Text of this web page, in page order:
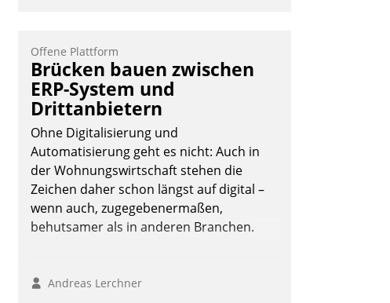
Vernetzungsideen fürs Quartier.
Dazwischen zeigte Datatrain, was es
Neues zu bieten hat.
Nadja Hußmann
Offene Plattform
Brücken bauen zwischen
ERP-System und
Drittanbietern
Ohne Digitalisierung und
Automatisierung geht es nicht: Auch in
der Wohnungswirtschaft stehen die
Zeichen daher schon längst auf digital –
wenn auch, zugegebenermaßen,
behutsamer als in anderen Branchen.
Andreas Lerchner